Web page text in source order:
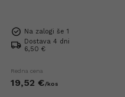
Na zalogi še 1
Dostava 4 dni
6,50 €
Redna cena
19,52 €/kos